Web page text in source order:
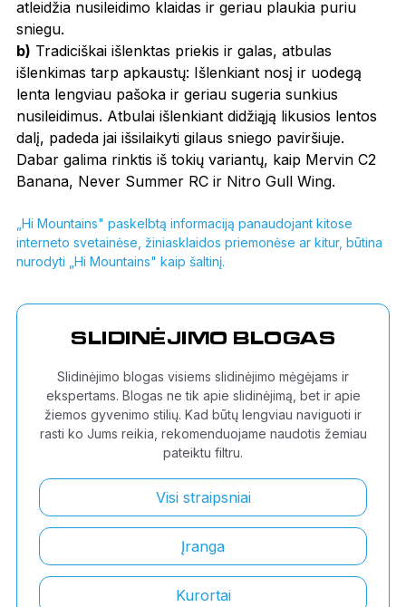
atleidžia nusileidimo klaidas ir geriau plaukia puriu
sniegu.
b) Tradiciškai išlenktas priekis ir galas, atbulas
išlenkimas tarp apkaustų: Išlenkiant nosį ir uodegą
lenta lengviau pašoka ir geriau sugeria sunkius
nusileidimus. Atbulai išlenkiant didžiąją likusios lentos
dalį, padeda jai išsilaikyti gilaus sniego paviršiuje.
Dabar galima rinktis iš tokių variantų, kaip Mervin C2
Banana, Never Summer RC ir Nitro Gull Wing.
„Hi Mountains" paskelbtą informaciją panaudojant kitose
interneto svetainėse, žiniasklaidos priemonėse ar kitur, būtina
nurodyti „Hi Mountains" kaip šaltinį.
SLIDINĖJIMO BLOGAS
Slidinėjimo blogas visiems slidinėjimo mėgėjams ir
ekspertams. Blogas ne tik apie slidinėjimą, bet ir apie
žiemos gyvenimo stilių. Kad būtų lengviau naviguoti ir
rasti ko Jums reikia, rekomenduojame naudotis žemiau
pateiktu filtru.
Visi straipsniai
Įranga
Kurortai